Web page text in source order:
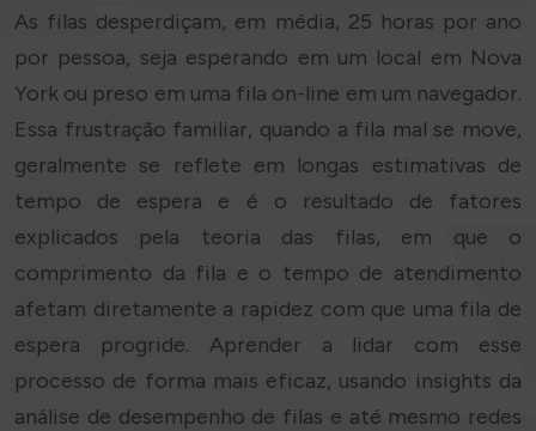
As filas desperdiçam, em média, 25 horas por ano
por pessoa, seja esperando em um local em Nova
York ou preso em uma fila on-line em um navegador.
Essa frustração familiar, quando a fila mal se move,
geralmente se reflete em longas estimativas de
tempo de espera e é o resultado de fatores
explicados pela teoria das filas, em que o
comprimento da fila e o tempo de atendimento
afetam diretamente a rapidez com que uma fila de
espera progride. Aprender a lidar com esse
processo de forma mais eficaz, usando insights da
análise de desempenho de filas e até mesmo redes